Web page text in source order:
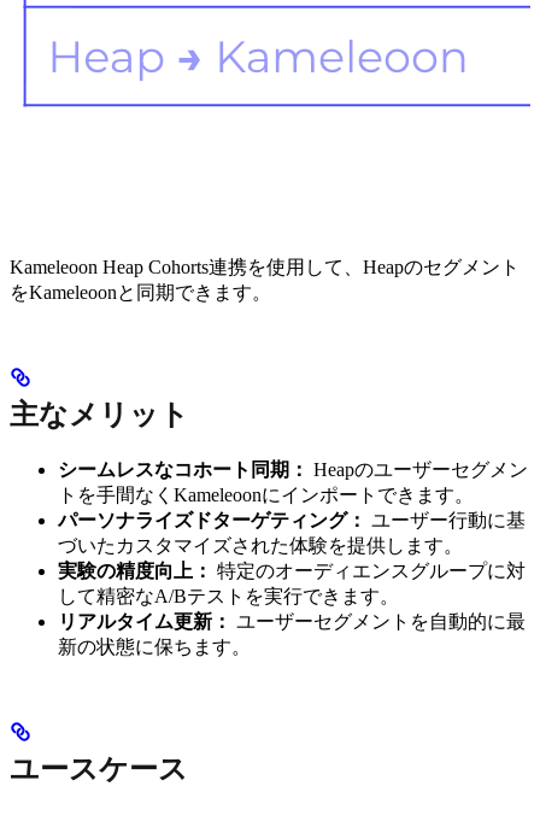
Kameleoon Heap Cohorts連携を使用して、Heapのセグメント
をKameleoonと同期できます。
主なメリット
シームレスなコホート同期： Heapのユーザーセグメン
トを手間なくKameleoonにインポートできます。
パーソナライズドターゲティング： ユーザー行動に基
づいたカスタマイズされた体験を提供します。
実験の精度向上： 特定のオーディエンスグループに対
して精密なA/Bテストを実行できます。
リアルタイム更新： ユーザーセグメントを自動的に最
新の状態に保ちます。
ユースケース